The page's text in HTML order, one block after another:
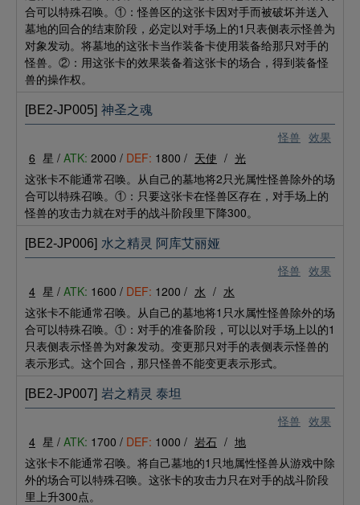
合可以特殊召唤。①：怪兽区的这张卡因对手而被破坏并送入
墓地的回合的结束阶段，必定以对手场上的1只表侧表示怪兽为
对象发动。将墓地的这张卡当作装备卡使用装备给那只对手的
怪兽。②：用这张卡的效果装备着这张卡的场合，得到装备怪
兽的操作权。
怪兽 效果
[BE2-JP005] 神圣之魂
6 星 / ATK: 2000 / DEF: 1800 / 天使 / 光
这张卡不能通常召唤。从自己的墓地将2只光属性怪兽除外的场
合可以特殊召唤。①：只要这张卡在怪兽区存在，对手场上的
怪兽的攻击力就在对手的战斗阶段里下降300。
怪兽 效果
[BE2-JP006] 水之精灵 阿库艾丽娅
4 星 / ATK: 1600 / DEF: 1200 / 水 / 水
这张卡不能通常召唤。从自己的墓地将1只水属性怪兽除外的场
合可以特殊召唤。①：对手的准备阶段，可以以对手场上以的1
只表侧表示怪兽为对象发动。变更那只对手的表侧表示怪兽的
表示形式。这个回合，那只怪兽不能变更表示形式。
怪兽 效果
[BE2-JP007] 岩之精灵 泰坦
4 星 / ATK: 1700 / DEF: 1000 / 岩石 / 地
这张卡不能通常召唤。将自己墓地的1只地属性怪兽从游戏中除
外的场合可以特殊召唤。这张卡的攻击力只在对手的战斗阶段
里上升300点。